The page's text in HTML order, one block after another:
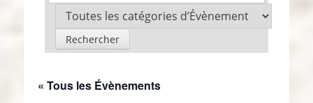
« Tous les Évènements